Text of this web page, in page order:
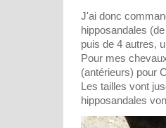
J'ai donc
hipposandales
puis de 4 autres,
Pour mes
(antérieurs) pour
Les tailles vont
hipposandales